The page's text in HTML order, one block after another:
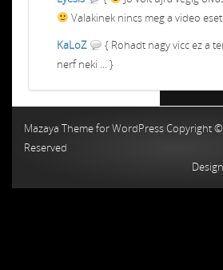
Valakinek nincs meg a video
KaLoZ
{ Rohadt nagy vicc ez a
nerf neki ... }
Mazaya Theme for WordPress Copyright
Reserved